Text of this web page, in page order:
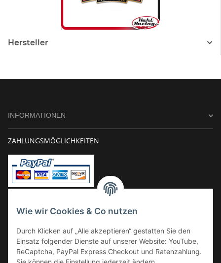
Wie wir Cookies & Co nutzen
Durch Klicken auf „Alle akzeptieren“ gestatten Sie den
Einsatz folgender Dienste auf unserer Website: YouTube,
ReCaptcha, PayPal Express Checkout und Ratenzahlung.
Hersteller
INFORMATIONEN
ZAHLUNGSMÖGLICHKEITEN
Kauf auf Rechnung
VERSAND